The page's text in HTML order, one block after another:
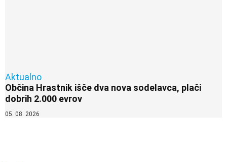
Aktualno
Občina Hrastnik išče dva nova sodelavca, plači
dobrih 2.000 evrov
05. 08. 2026